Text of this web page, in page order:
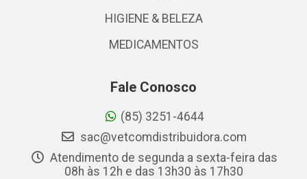
HIGIENE & BELEZA
MEDICAMENTOS
Fale Conosco
(85) 3251-4644
sac@vetcomdistribuidora.com
Atendimento de segunda a sexta-feira das
08h às 12h e das 13h30 às 17h30